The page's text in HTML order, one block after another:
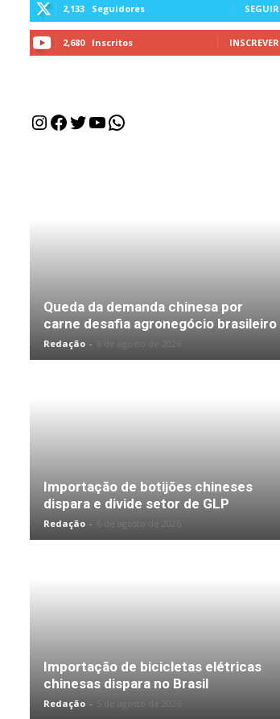
2,133 Seguidores SEGUIR
2,680 Inscritos INSCREVER
Instagram
Facebook
Twitter
Youtube
WhatsApp
Queda da demanda chinesa por
carne desafia agronegócio brasileiro
Redação -
Importação de botijões chineses
dispara e divide setor de GLP
Redação -
Importação de bicicletas elétricas
chinesas dispara no Brasil
Redação -